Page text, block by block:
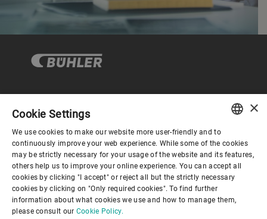
企业与合规
关于布勒
联系我们
ENGLISH
SPANISH
GERMAN
FRENCH
×
Cookie Settings
We use cookies to make our website more user-friendly and to
continuously improve your web experience. While some of the cookies
may be strictly necessary for your usage of the website and its features,
others help us to improve your online experience. You can accept all
cookies by clicking "I accept" or reject all but the strictly necessary
cookies by clicking on "Only required cookies". To find further
information about what cookies we use and how to manage them,
please consult our Cookie Policy.